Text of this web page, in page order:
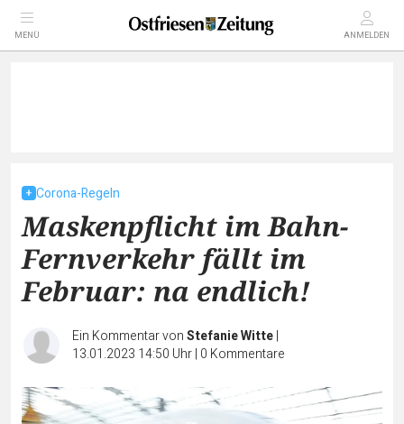
MENÜ ANMELDEN
Corona-Regeln
Maskenpflicht im Bahn-
Fernverkehr fällt im
Februar: na endlich!
Ein Kommentar vonStefanie Witte|
13.01.2023 14:50 Uhr| 0 Kommentare